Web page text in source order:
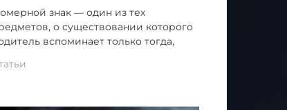
знак — один из тех
о существовании которого
вспоминает только тогда,